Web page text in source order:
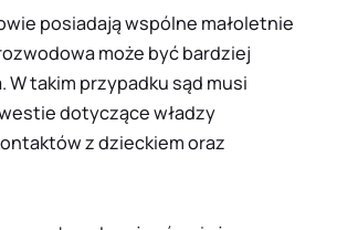
posiadają wspólne małoletnie
może być bardziej
W takim przypadku sąd musi
dotyczące władzy
z dzieckiem oraz